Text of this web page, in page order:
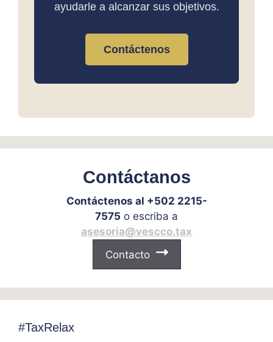
ayudarle a alcanzar sus objetivos.
Contáctenos
Contáctanos
Contáctenos al +502 2215-
7575 o escriba a
asesoria@vescco.tax
Contacto
#TaxRelax